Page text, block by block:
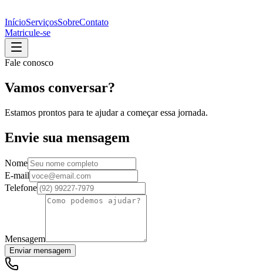
InícioServiçosSobreContato
Matricule-se
Fale conosco
Vamos conversar?
Estamos prontos para te ajudar a começar essa jornada.
Envie sua mensagem
Nome
E-mail
Telefone
Mensagem
Enviar mensagem